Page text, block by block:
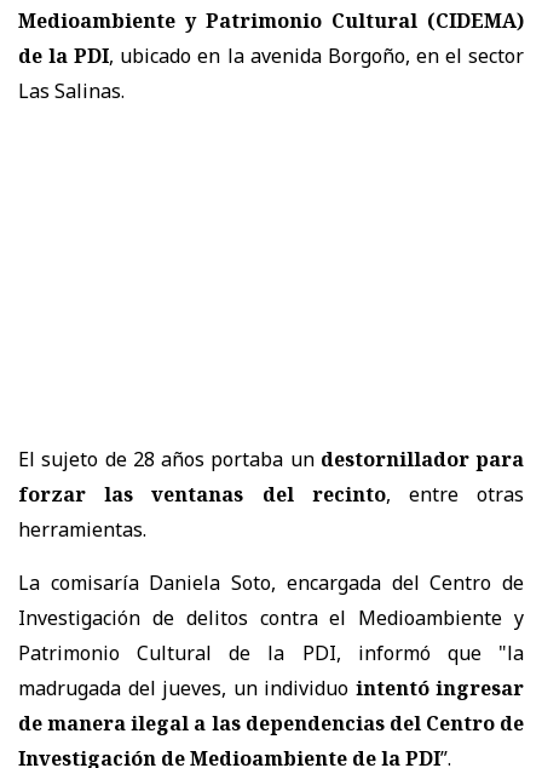
Medioambiente y Patrimonio Cultural (CIDEMA)
de la PDI, ubicado en la avenida Borgoño, en el sector
Las Salinas.
El sujeto de 28 años portaba un destornillador para
forzar las ventanas del recinto, entre otras
herramientas.
La comisaría Daniela Soto, encargada del Centro de
Investigación de delitos contra el Medioambiente y
Patrimonio Cultural de la PDI, informó que "la
madrugada del jueves, un individuo intentó ingresar
de manera ilegal a las dependencias del Centro de
Investigación de Medioambiente de la PDI”.